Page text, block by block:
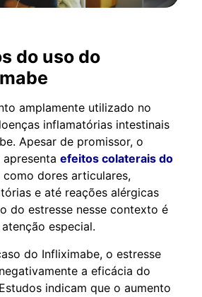
do uso do
amplamente utilizado no
inflamatórias intestinais
Apesar de promissor, o
efeitos colaterais do
como dores articulares,
e até reações alérgicas
do estresse nesse contexto é
especial.
do Infliximabe, o estresse
a eficácia do
indicam que o aumento